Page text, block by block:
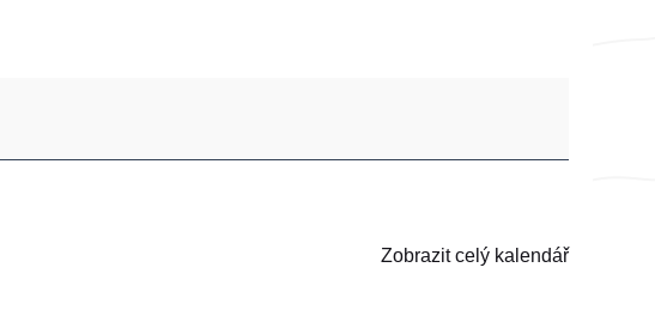
Zobrazit celý kalendář